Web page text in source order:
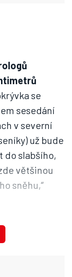
se
sesedání
v severní
už bude
do slabšího,
většinou
sněhu,“
měla se